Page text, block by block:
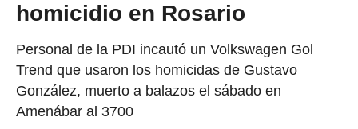
homicidio en Rosario
Personal de la PDI incautó un Volkswagen Gol
Trend que usaron los homicidas de Gustavo
González, muerto a balazos el sábado en
Amenábar al 3700